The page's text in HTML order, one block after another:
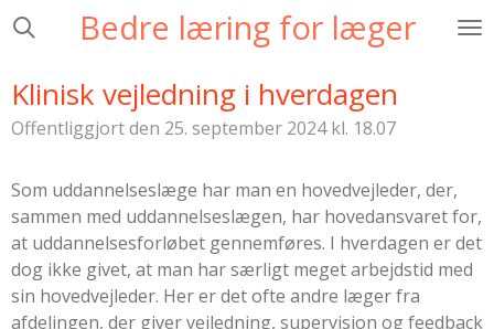
Spring
Bedre læring for læger
Klinisk vejledning i hverdagen
Offentliggjort den 25. september 2024 kl. 18.07
Som uddannelseslæge har man en hovedvejleder, der,
sammen med uddannelseslægen, har hovedansvaret for,
at uddannelsesforløbet gennemføres. I hverdagen er det
dog ikke givet, at man har særligt meget arbejdstid med
sin hovedvejleder. Her er det ofte andre læger fra
afdelingen, der giver vejledning, supervision og feedback